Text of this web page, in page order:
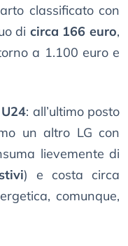
classificato con
di circa 166 euro,
a 1.100 euro e
: all’ultimo posto
un altro LG con
lievemente di
) e costa circa
comunque,